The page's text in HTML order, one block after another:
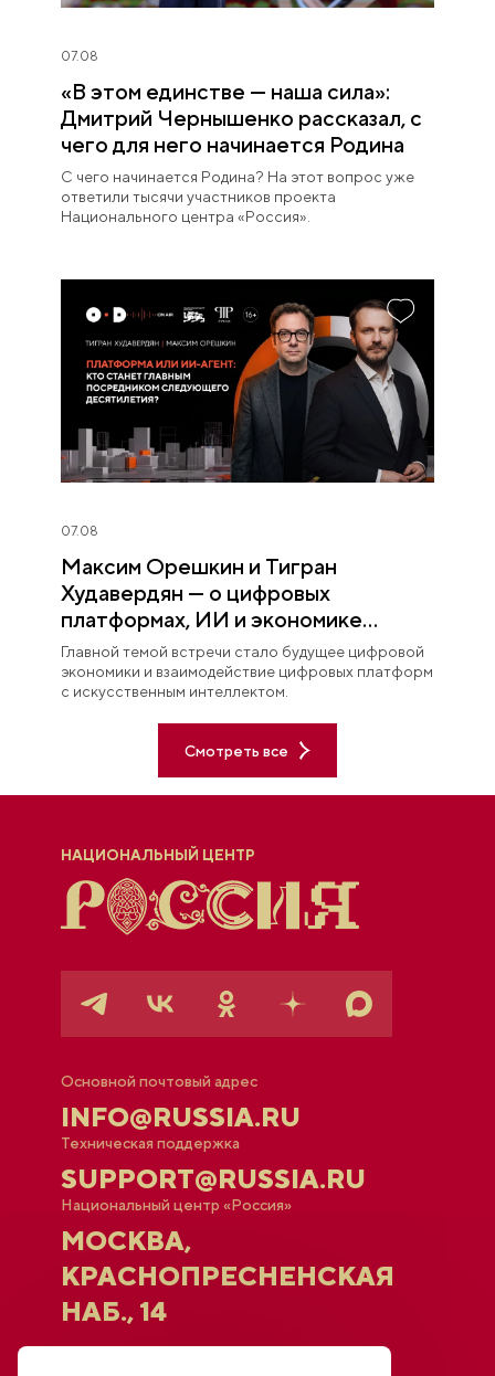
07.08
«В этом единстве — наша сила»:
Дмитрий Чернышенко рассказал, с
чего для него начинается Родина
С чего начинается Родина? На этот вопрос уже
ответили тысячи участников проекта
Национального центра «Россия».
07.08
Максим Орешкин и Тигран
Худавердян — о цифровых
платформах, ИИ и экономике
будущего
Главной темой встречи стало будущее цифровой
экономики и взаимодействие цифровых платформ
с искусственным интеллектом.
Смотреть все
НАЦИОНАЛЬНЫЙ ЦЕНТР
Основной почтовый адрес
INFO@RUSSIA.RU
Техническая поддержка
SUPPORT@RUSSIA.RU
Национальный центр «Россия»
МОСКВА,
КРАСНОПРЕСНЕНСКАЯ
НАБ., 14